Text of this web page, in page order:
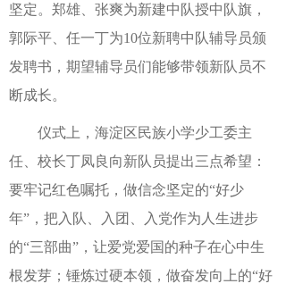
坚定。郑雄、张爽为新建中队授中队旗，
郭际平、任一丁为10位新聘中队辅导员颁
发聘书，期望辅导员们能够带领新队员不
断成长。
仪式上，海淀区民族小学少工委主
任、校长丁凤良向新队员提出三点希望：
要牢记红色嘱托，做信念坚定的“好少
年”，把入队、入团、入党作为人生进步
的“三部曲”，让爱党爱国的种子在心中生
根发芽；锤炼过硬本领，做奋发向上的“好